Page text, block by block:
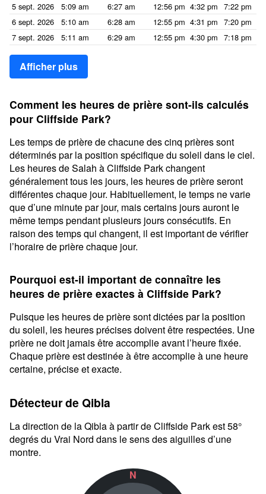
5 sept. 2026
5:09 am 6:27 am 12:56 pm 4:32 pm 7:22 pm
6 sept. 2026
5:10 am 6:28 am 12:55 pm 4:31 pm 7:20 pm
7 sept. 2026
5:11 am 6:29 am 12:55 pm 4:30 pm 7:18 pm
Afficher plus
Comment les heures de prière sont-ils calculés
pour Cliffside Park?
Les temps de prière de chacune des cinq prières sont
déterminés par la position spécifique du soleil dans le ciel.
Les heures de Salah à Cliffside Park changent
généralement tous les jours, les heures de prière seront
différentes chaque jour. Habituellement, le temps ne varie
que d’une minute par jour, mais certains jours auront le
même temps pendant plusieurs jours consécutifs. En
raison des temps qui changent, il est important de vérifier
l’horaire de prière chaque jour.
Pourquoi est-il important de connaître les
heures de prière exactes à Cliffside Park?
Puisque les heures de prière sont dictées par la position
du soleil, les heures précises doivent être respectées. Une
prière ne doit jamais être accomplie avant l’heure fixée.
Chaque prière est destinée à être accomplie à une heure
certaine, précise et exacte.
Détecteur de Qibla
La direction de la Qibla à partir de Cliffside Park est 58°
degrés du Vrai Nord dans le sens des aiguilles d’une
montre.
N